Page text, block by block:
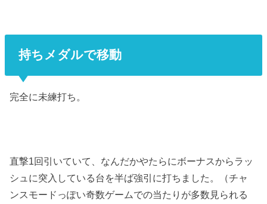
持ちメダルで移動
完全に未練打ち。
直撃1回引いていて、なんだかやたらにボーナスからラッ
シュに突入している台を半ば強引に打ちました。（チャ
ンスモードっぽい奇数ゲームでの当たりが多数見られる